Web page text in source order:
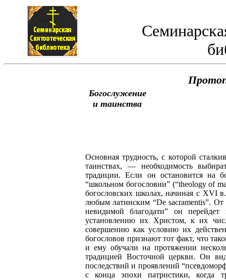
Богослужение
и таинства
Основная трудность, с которой
таинствах, — необходимость
традиции. Если он остановится на
“школьном богословии” (“theology of
богословских школах, начиная с XVI
любым латинским “De sacramentis”. От
невидимой благодати” он
установлению их Христом, к их
совершению как условию их
богословов признают тот факт, что
и ему обучали на протяжении
традицией Восточной церкви. Он
последствий и проявлений
с конца эпохи патристики, когда